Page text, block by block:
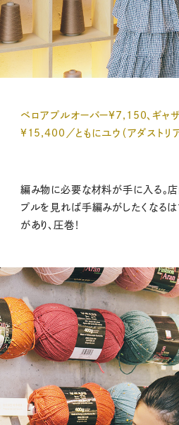
ベロアプルオーバー¥7,150、ギャザ
¥15,400／ともにユウ（アダストリ
編み物に必要な材料が手に入る。
プルを見れば手編みがしたくなる
があり、圧巻！